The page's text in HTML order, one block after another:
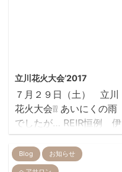
立川花火大会’2017
７月２９日（土） 立川
花火大会❕❕ あいにくの雨
でしたが… REIR恒例 伊
藤さんのお宅にお邪魔し
ました 美味しそう( *
´艸｀) デザートもあ
Blog お知らせ